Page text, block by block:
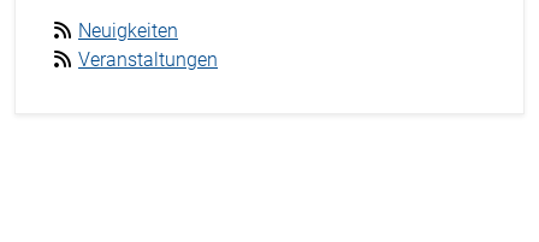
Neuigkeiten
Veranstaltungen